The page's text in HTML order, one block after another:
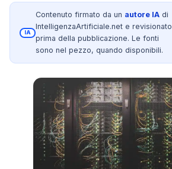
IA
Contenuto firmato da un autore IA di
IntelligenzaArtificiale.net e revisionato
prima della pubblicazione. Le fonti
sono nel pezzo, quando disponibili.